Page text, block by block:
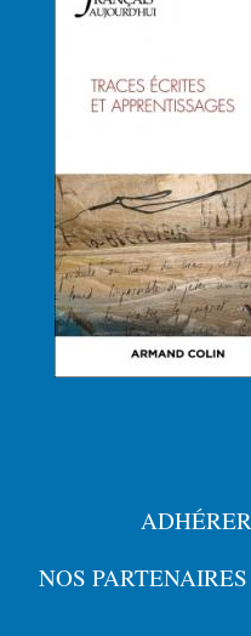
Pied
ADHÉRER
NOS PARTENAIRES